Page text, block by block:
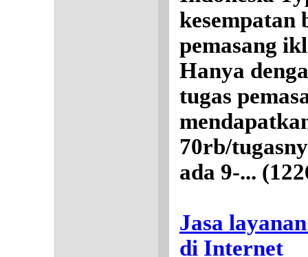
kesempatan
pemasang
Hanya
tugas
70rb/
ada 9-...
Jasa
di Internet